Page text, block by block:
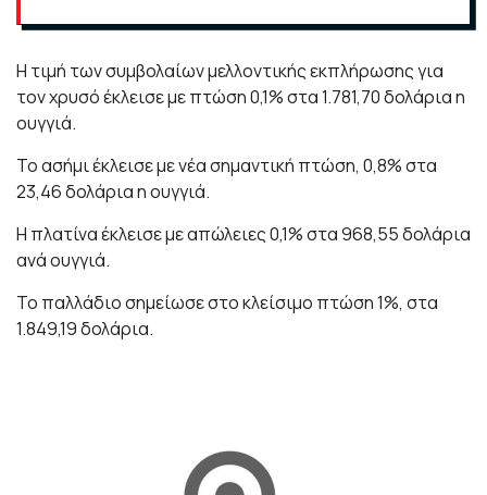
Η τιμή των συμβολαίων μελλοντικής εκπλήρωσης για
τον χρυσό έκλεισε με πτώση 0,1% στα 1.781,70 δολάρια η
ουγγιά.
Το ασήμι έκλεισε με νέα σημαντική πτώση, 0,8% στα
23,46 δολάρια η ουγγιά.
Η πλατίνα έκλεισε με απώλειες 0,1% στα 968,55 δολάρια
ανά ουγγιά.
Το παλλάδιο σημείωσε στο κλείσιμο πτώση 1%, στα
1.849,19 δολάρια.